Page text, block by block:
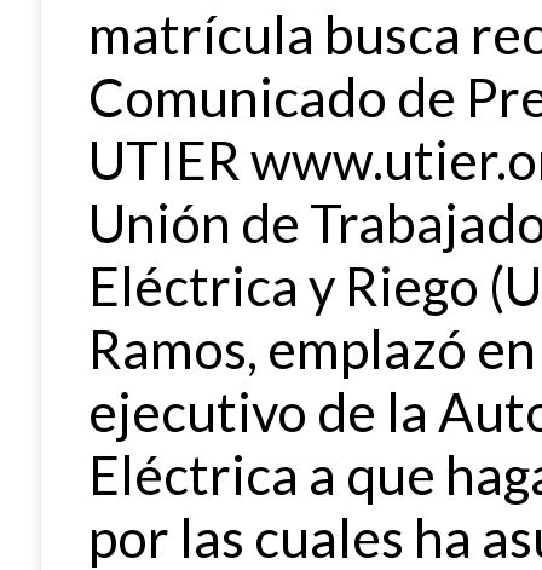
matrícula busca
Comunicado de
UTIER
Unión de
Eléctrica y Riego
Ramos, emplazó
ejecutivo de la
Eléctrica a que
por las cuales ha